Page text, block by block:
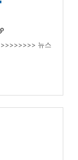
뉴스